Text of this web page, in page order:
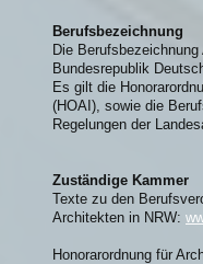
Berufsbezeichnung
Die
Bundesrepublik
Es gilt die
(HOAI), sowie die
Regelungen der
Zuständige Kammer
Texte zu den
Architekten in NRW:
Honorarordnung für